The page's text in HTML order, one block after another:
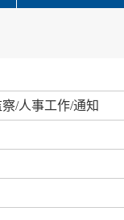
/人事工作/通知